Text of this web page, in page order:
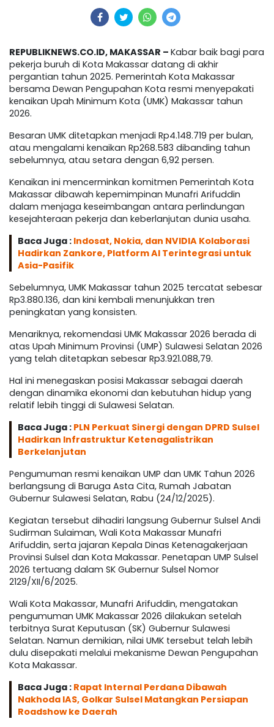
REPUBLIKNEWS.CO.ID, MAKASSAR – Kabar baik bagi para
pekerja buruh di Kota Makassar datang di akhir
pergantian tahun 2025. Pemerintah Kota Makassar
bersama Dewan Pengupahan Kota resmi menyepakati
kenaikan Upah Minimum Kota (UMK) Makassar tahun
2026.
Besaran UMK ditetapkan menjadi Rp4.148.719 per bulan,
atau mengalami kenaikan Rp268.583 dibanding tahun
sebelumnya, atau setara dengan 6,92 persen.
Kenaikan ini mencerminkan komitmen Pemerintah Kota
Makassar dibawah kepemimpinan Munafri Arifuddin
dalam menjaga keseimbangan antara perlindungan
kesejahteraan pekerja dan keberlanjutan dunia usaha.
Baca Juga : Indosat, Nokia, dan NVIDIA Kolaborasi
Hadirkan Zankore, Platform AI Terintegrasi untuk
Asia-Pasifik
Sebelumnya, UMK Makassar tahun 2025 tercatat sebesar
Rp3.880.136, dan kini kembali menunjukkan tren
peningkatan yang konsisten.
Menariknya, rekomendasi UMK Makassar 2026 berada di
atas Upah Minimum Provinsi (UMP) Sulawesi Selatan 2026
yang telah ditetapkan sebesar Rp3.921.088,79.
Hal ini menegaskan posisi Makassar sebagai daerah
dengan dinamika ekonomi dan kebutuhan hidup yang
relatif lebih tinggi di Sulawesi Selatan.
Baca Juga : PLN Perkuat Sinergi dengan DPRD Sulsel
Hadirkan Infrastruktur Ketenagalistrikan
Berkelanjutan
Pengumuman resmi kenaikan UMP dan UMK Tahun 2026
berlangsung di Baruga Asta Cita, Rumah Jabatan
Gubernur Sulawesi Selatan, Rabu (24/12/2025).
Kegiatan tersebut dihadiri langsung Gubernur Sulsel Andi
Sudirman Sulaiman, Wali Kota Makassar Munafri
Arifuddin, serta jajaran Kepala Dinas Ketenagakerjaan
Provinsi Sulsel dan Kota Makassar. Penetapan UMP Sulsel
2026 tertuang dalam SK Gubernur Sulsel Nomor
2129/XII/6/2025.
Wali Kota Makassar, Munafri Arifuddin, mengatakan
pengumuman UMK Makassar 2026 dilakukan setelah
terbitnya Surat Keputusan (SK) Gubernur Sulawesi
Selatan. Namun demikian, nilai UMK tersebut telah lebih
dulu disepakati melalui mekanisme Dewan Pengupahan
Kota Makassar.
Baca Juga : Rapat Internal Perdana Dibawah
Nakhoda IAS, Golkar Sulsel Matangkan Persiapan
Roadshow ke Daerah